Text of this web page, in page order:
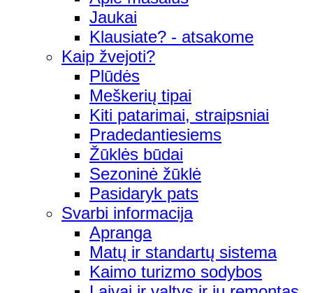
Jaukai
Klausiate? - atsakome
Kaip žvejoti?
Plūdės
Meškerių tipai
Kiti patarimai, straipsniai
Pradedantiesiems
Žūklės būdai
Sezoninė žūklė
Pasidaryk pats
Svarbi informacija
Apranga
Matų ir standartų sistema
Kaimo turizmo sodybos